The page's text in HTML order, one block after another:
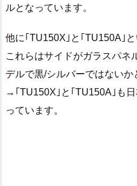
ルとなっています。
他に｢TU150X｣と｢TU150A｣
これらはサイドがガラスパネ
デルで黒/シルバーではないか
→｢TU150X｣と｢TU150A｣も
っています。